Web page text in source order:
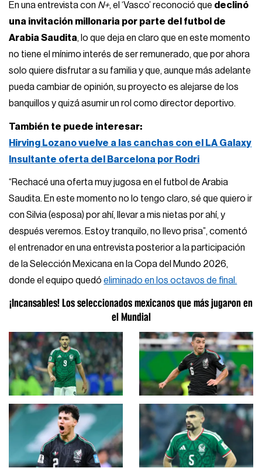
En una entrevista con N+, el ‘Vasco’ reconoció que declinó
una invitación millonaria por parte del futbol de
Arabia Saudita, lo que deja en claro que en este momento
no tiene el mínimo interés de ser remunerado, que por ahora
solo quiere disfrutar a su familia y que, aunque más adelante
pueda cambiar de opinión, su proyecto es alejarse de los
banquillos y quizá asumir un rol como director deportivo.
También te puede interesar:
Hirving Lozano vuelve a las canchas con el LA Galaxy
Insultante oferta del Barcelona por Rodri
“Rechacé una oferta muy jugosa en el futbol de Arabia
Saudita. En este momento no lo tengo claro, sé que quiero ir
con Silvia (esposa) por ahí, llevar a mis nietas por ahí, y
después veremos. Estoy tranquilo, no llevo prisa”, comentó
el entrenador en una entrevista posterior a la participación
de la Selección Mexicana en la Copa del Mundo 2026,
donde el equipo quedóeliminado en los octavos de final.
¡Incansables! Los seleccionados mexicanos que más jugaron en
el Mundial